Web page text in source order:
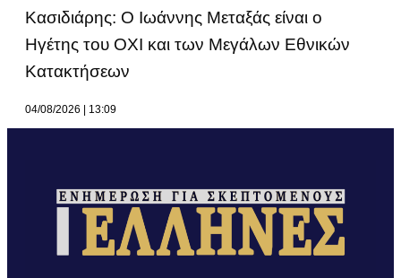
Κασιδιάρης: Ο Ιωάννης Μεταξάς είναι ο
Ηγέτης του ΟΧΙ και των Μεγάλων Εθνικών
Κατακτήσεων
04/08/2026 13:09